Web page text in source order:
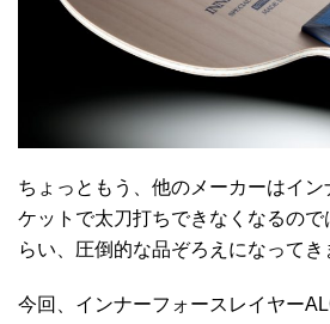
ちょっともう、他のメーカーはイ
ケットで太刀打ちできなくなるので
らい、圧倒的な品ぞろえになってき
今回、インナーフォースレイヤー